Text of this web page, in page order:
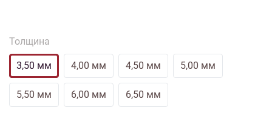
Толщина
3,50 мм 4,00 мм 4,50 мм 5,00 мм
5,50 мм 6,00 мм 6,50 мм